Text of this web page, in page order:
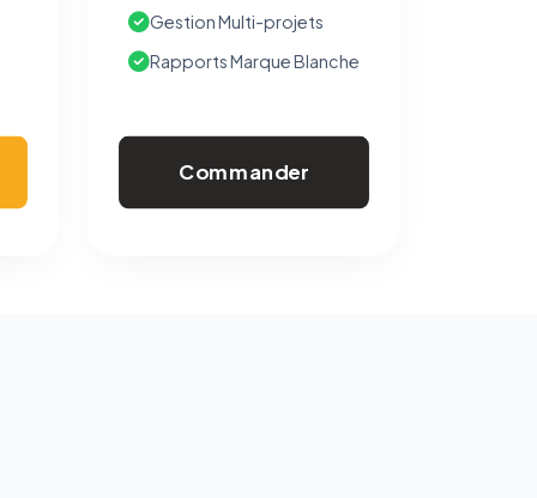
Gestion Multi-projets
Rapports Marque Blanche
Commander